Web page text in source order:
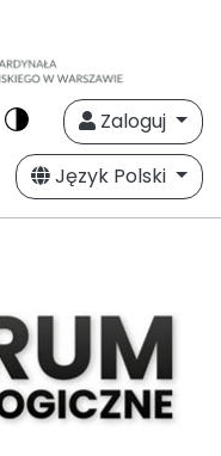
Zaloguj
Język Polski